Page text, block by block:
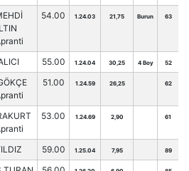
54.00 1.24.03 21,75 Burun 63
55.00 1.24.04 30,25 4 Boy 52
51.00 1.24.59 26,25 62
53.00 1.24.69 2,90 61
59.00 1.25.04 7,95 89